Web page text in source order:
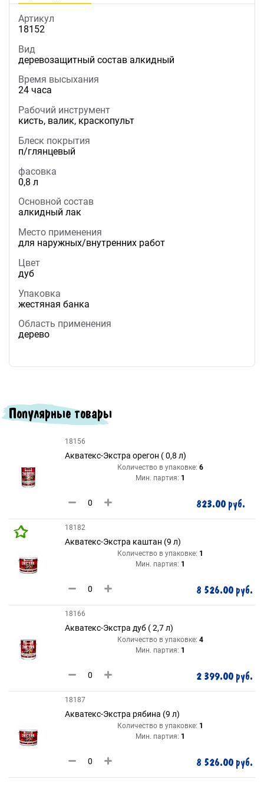
Артикул
18152
Вид
деревозащитный состав алкидный
Время высыхания
24 часа
Рабочий инструмент
кисть, валик, краскопульт
Блеск покрытия
п/глянцевый
фасовка
0,8 л
Основной состав
алкидный лак
Место применения
для наружных/внутренних работ
Цвет
дуб
Упаковка
жестяная банка
Область применения
дерево
Популярные товары
18156
Акватекс-Экстра орегон ( 0,8 л)
Количество в упаковке: 6
Мин. партия: 1
823.00 руб.
18182
Акватекс-Экстра каштан (9 л)
Количество в упаковке: 1
Мин. партия: 1
8 526.00 руб.
18166
Акватекс-Экстра дуб ( 2,7 л)
Количество в упаковке: 4
Мин. партия: 1
2 399.00 руб.
18187
Акватекс-Экстра рябина (9 л)
Количество в упаковке: 1
Мин. партия: 1
8 526.00 руб.